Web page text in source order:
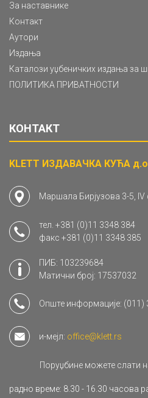
За наставнике
Контакт
Аутори
Издања
Каталози уџбеничких издања за
ПОЛИТИКА ПРИВАТНОСТИ
КОНТАКТ
KLETT ИЗДАВАЧКА КУЋА
Маршала Бирјузова 3-5, IV
тел. +381 (0)11 3348 384
факс +381 (0)11 3348 385
ПИБ: 103239684
Матични број: 17537032
Опште информације: (011)
и-мејл: office@klett.rs
Поруџбине можете слати
радно време: 8.30 - 16.30 часова